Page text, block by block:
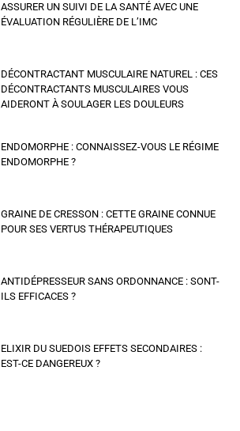
ASSURER UN SUIVI DE LA SANTÉ AVEC UNE
ÉVALUATION RÉGULIÈRE DE L’IMC
DÉCONTRACTANT MUSCULAIRE NATUREL : CES
DÉCONTRACTANTS MUSCULAIRES VOUS
AIDERONT À SOULAGER LES DOULEURS
ENDOMORPHE : CONNAISSEZ-VOUS LE RÉGIME
ENDOMORPHE ?
GRAINE DE CRESSON : CETTE GRAINE CONNUE
POUR SES VERTUS THÉRAPEUTIQUES
ANTIDÉPRESSEUR SANS ORDONNANCE : SONT-
ILS EFFICACES ?
ELIXIR DU SUEDOIS EFFETS SECONDAIRES :
EST-CE DANGEREUX ?